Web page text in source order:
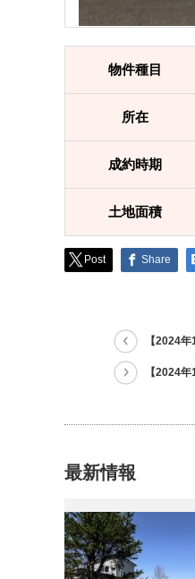
物件種目
所在
成約時期
土地面積
Post Share
【2024
【2024
最新情報